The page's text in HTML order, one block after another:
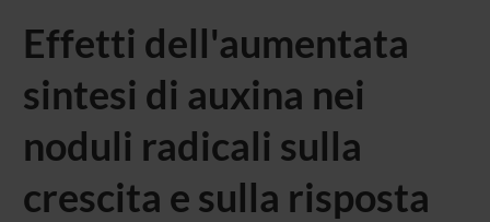
Effetti dell'aumentata
sintesi di auxina nei
noduli radicali sulla
crescita e sulla risposta